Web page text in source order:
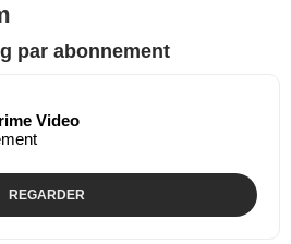
par abonnement
Video
REGARDER